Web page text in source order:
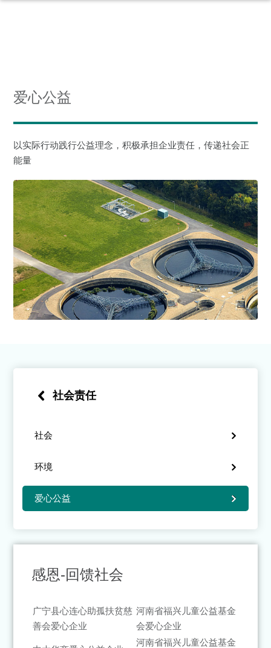
爱心公益
以实际行动践行公益理念，积极承担企业责任，传递社会正
能量
社会责任
社会
环境
爱心公益
感恩-回馈社会
广宁县心连心助孤扶贫慈
善会爱心企业
河南省福兴儿童公益基金
会爱心企业
河南省福兴儿童公益基金